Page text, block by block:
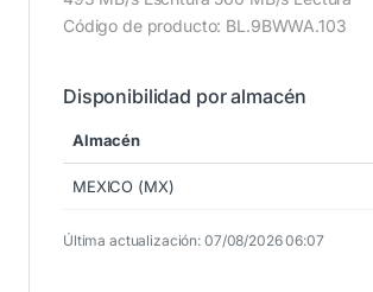
Código de producto: BL.9BWWA.103
Disponibilidad por almacén
Almacén
MEXICO (MX)
Última actualización: 07/08/2026 06:07